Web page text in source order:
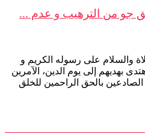
جو من الترهيب و عدم ...
والسلام على رسوله الكريم و
بهديهم إلى يوم الدين، الآمرين
بالحق الراحمين للخلق